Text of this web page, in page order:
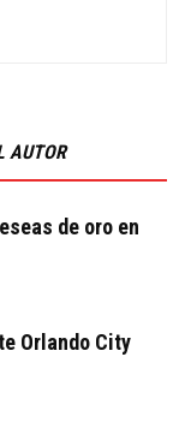
AUTOR
de oro en
Orlando City